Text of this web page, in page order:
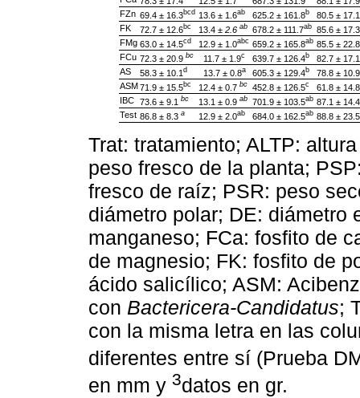
FZn 69.4 ± 16.3bcd 13.6 ± 1.6ab 625.2 ± 161.8b 80.5 ± 17.1
FK 72.7 ± 12.6bc 13.4 ± 2.6 ab 678.2 ± 111.7ab 85.6 ± 17.3
FMg 63.0 ± 14.5cd 12.9 ± 1.0abc 659.2 ± 165.8ab 85.5 ± 22.8
FCu 72.3 ± 20.9 bc 11.7 ± 1.9c 639.7 ± 126.4b 82.7 ± 17.1
AS 58.3 ± 10.1 d 13.7 ± 0.8a 605.3 ± 129.4b 78.8 ± 10.9
ASM 71.9 ± 15.5bc 12.4 ± 0.7 bc 452.8 ± 126.5c 61.8 ± 14.8
IBC 73.6 ± 9.1 bc 13.1 ± 0.9 ab 701.9 ± 103.5ab 87.1 ± 14.4
Test 86.8 ± 8.3 a 12.9 ± 2.0ab 684.0 ± 162.5ab 88.8 ± 23.5
Trat: tratamiento; ALTP:
peso fresco de la planta;
fresco de raíz; PSR: peso
diámetro polar; DE: diámetro
manganeso; FCa: fosfito de
de magnesio; FK: fosfito de
ácido salicílico; ASM:
con Bactericera-Candidatus;
con la misma letra en las
diferentes entre sí (Prueba
en mm y 3datos en gr.